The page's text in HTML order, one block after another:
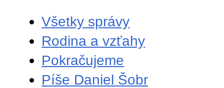
Všetky správy
Rodina a vzťahy
Pokračujeme
Píše Daniel Šobr